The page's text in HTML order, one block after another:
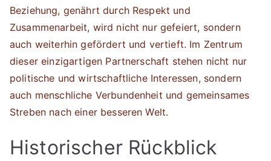
Beziehung, genährt durch Respekt und
Zusammenarbeit, wird nicht nur gefeiert, sondern
auch weiterhin gefördert und vertieft. Im Zentrum
dieser einzigartigen Partnerschaft stehen nicht nur
politische und wirtschaftliche Interessen, sondern
auch menschliche Verbundenheit und gemeinsames
Streben nach einer besseren Welt.
Historischer Rückblick